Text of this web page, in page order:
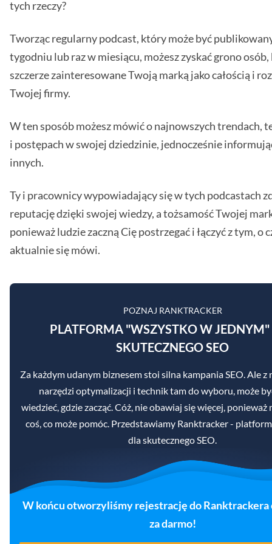
tych rzeczy?
Tworząc regularny podcast, który może być
tygodniu lub raz w miesiącu, możesz zyskać grono osób,
szczerze zainteresowane Twoją marką jako całością i
Twojej firmy.
W ten sposób możesz mówić o najnowszych trendach,
i postępach w swojej dziedzinie, jednocześnie
innych.
Ty i pracownicy wypowiadający się w tych podcastach
reputację dzięki swojej wiedzy, a tożsamość Twojej
ponieważ ludzie zaczną Cię postrzegać i łączyć z tym, o
aktualnie się mówi.
POZNAJ RANKTRACKER
PLATFORMA "WSZYSTKO W JEDNYM"
SKUTECZNEGO SEO
Za każdym udanym biznesem stoi silna kampania SEO. Ale z
narzędzi optymalizacji i technik tam do wyboru, może
wiedzieć, gdzie zacząć. Cóż, nie obawiaj się więcej, ponieważ
coś, co może pomóc. Przedstawiamy Ranktracker -
dla skutecznego SEO.
W końcu otworzyliśmy rejestrację do Ranktrackera
za darmo!